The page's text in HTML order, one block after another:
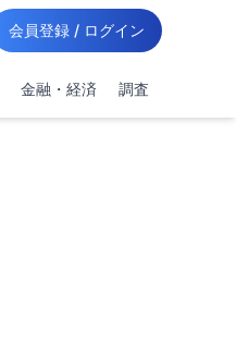
会員登録 / ログイン
金融・経済 調査